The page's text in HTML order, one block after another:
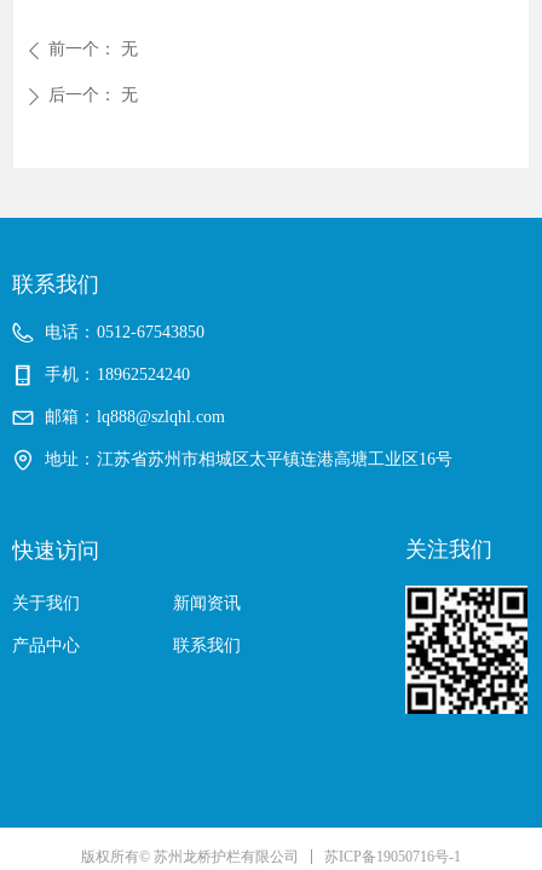
ꄴ 前一个： 无
ꄲ 后一个： 无
快速访问
关于我们
产品中心
新闻资讯
联系我们
关注我们
联系我们
电话： 0512-67543850
手机： 18962524240
邮箱： lq888@szlqhl.com
地址： 江苏省苏州市相城区太平镇连港高塘工业区16号
版权所有© 苏州龙桥护栏有限公司 苏ICP备19050716号-1